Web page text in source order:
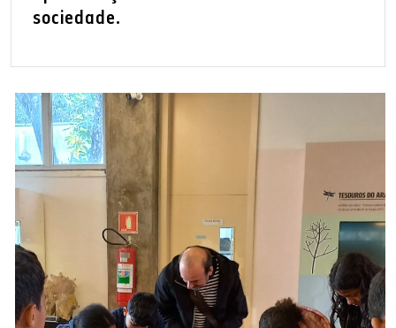
sociedade.